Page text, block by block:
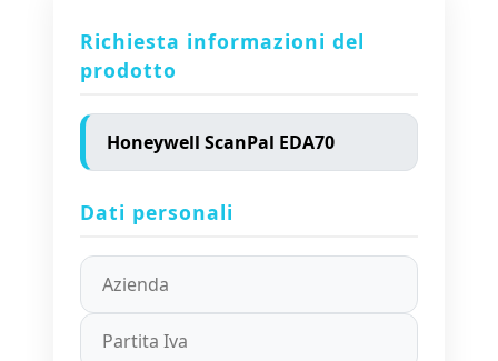
Richiesta informazioni del
prodotto
Dati personali